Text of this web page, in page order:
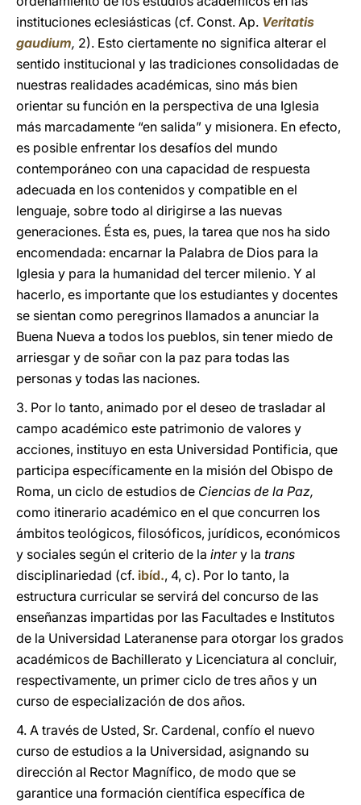
instituciones eclesiásticas (cf. Const. Ap. Veritatis
gaudium, 2). Esto ciertamente no significa alterar el
sentido institucional y las tradiciones consolidadas de
nuestras realidades académicas, sino más bien
orientar su función en la perspectiva de una Iglesia
más marcadamente “en salida” y misionera. En efecto,
es posible enfrentar los desafíos del mundo
contemporáneo con una capacidad de respuesta
adecuada en los contenidos y compatible en el
lenguaje, sobre todo al dirigirse a las nuevas
generaciones. Ésta es, pues, la tarea que nos ha sido
encomendada: encarnar la Palabra de Dios para la
Iglesia y para la humanidad del tercer milenio. Y al
hacerlo, es importante que los estudiantes y docentes
se sientan como peregrinos llamados a anunciar la
Buena Nueva a todos los pueblos, sin tener miedo de
arriesgar y de soñar con la paz para todas las
personas y todas las naciones.
3. Por lo tanto, animado por el deseo de trasladar al
campo académico este patrimonio de valores y
acciones, instituyo en esta Universidad Pontificia, que
participa específicamente en la misión del Obispo de
Roma, un ciclo de estudios de Ciencias de la Paz,
como itinerario académico en el que concurren los
ámbitos teológicos, filosóficos, jurídicos, económicos
y sociales según el criterio de la intery la trans
disciplinariedad (cf. ibíd., 4, c). Por lo tanto, la
estructura curricular se servirá del concurso de las
enseñanzas impartidas por las Facultades e Institutos
de la Universidad Lateranense para otorgar los grados
académicos de Bachillerato y Licenciatura al concluir,
respectivamente, un primer ciclo de tres años y un
curso de especialización de dos años.
4. A través de Usted, Sr. Cardenal, confío el nuevo
curso de estudios a la Universidad, asignando su
dirección al Rector Magnífico, de modo que se
garantice una formación científica específica de